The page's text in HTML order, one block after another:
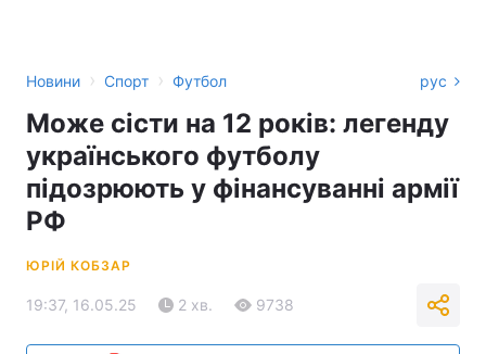
Новини › Спорт › Футбол рус
Може сісти на 12 років: легенду
українського футболу
підозрюють у фінансуванні армії
РФ
ЮРІЙ КОБЗАР
19:37, 16.05.25 2 хв. 9738